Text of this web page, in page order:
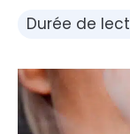
Durée de